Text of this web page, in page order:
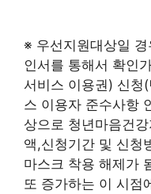
※ 우선지원대상일
인서를 통해서 확인
서비스 이용권) 신청
스 이용자 준수사항
상으로 청년마음건
액,신청기간 및 신청
마스크 착용 해제가
또 증가하는 이 시점